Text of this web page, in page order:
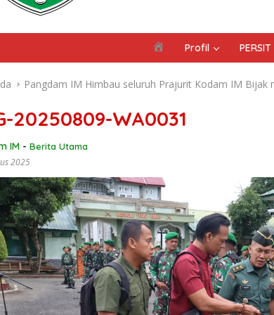
e
a
d
a
Profil PERSIT
Pangdam IM Himbau seluruh Prajurit Kodam IM Bijak
20250809-WA0031
IM - Berita Utama
2025